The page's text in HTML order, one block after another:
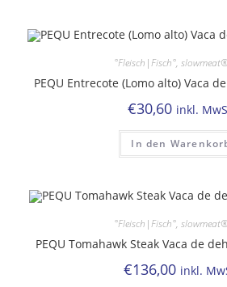
°Fleisch|Fisch°,
PEQU Entrecote (Lomo alto) Vaca
€30,60 inkl.
In den
°Fleisch|Fisch°,
PEQU Tomahawk Steak Vaca de
€136,00 inkl.